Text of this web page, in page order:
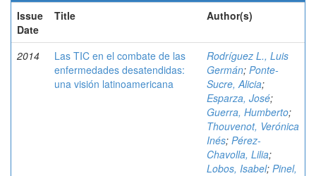
Issue
Date
Title Author(s)
2014
Las TIC en el combate de las
enfermedades desatendidas:
una visión latinoamericana
Rodríguez L., Luis
Germán; Ponte-
Sucre, Alicia;
Esparza, José;
Guerra, Humberto;
Thouvenot, Verónica
Inés; Pérez-
Chavolla, Lilia;
Lobos, Isabel; Pinel,